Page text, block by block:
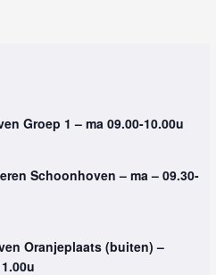
Groep 1 – ma 09.00-10.00u
Schoonhoven – ma – 09.30-
Oranjeplaats (buiten) –